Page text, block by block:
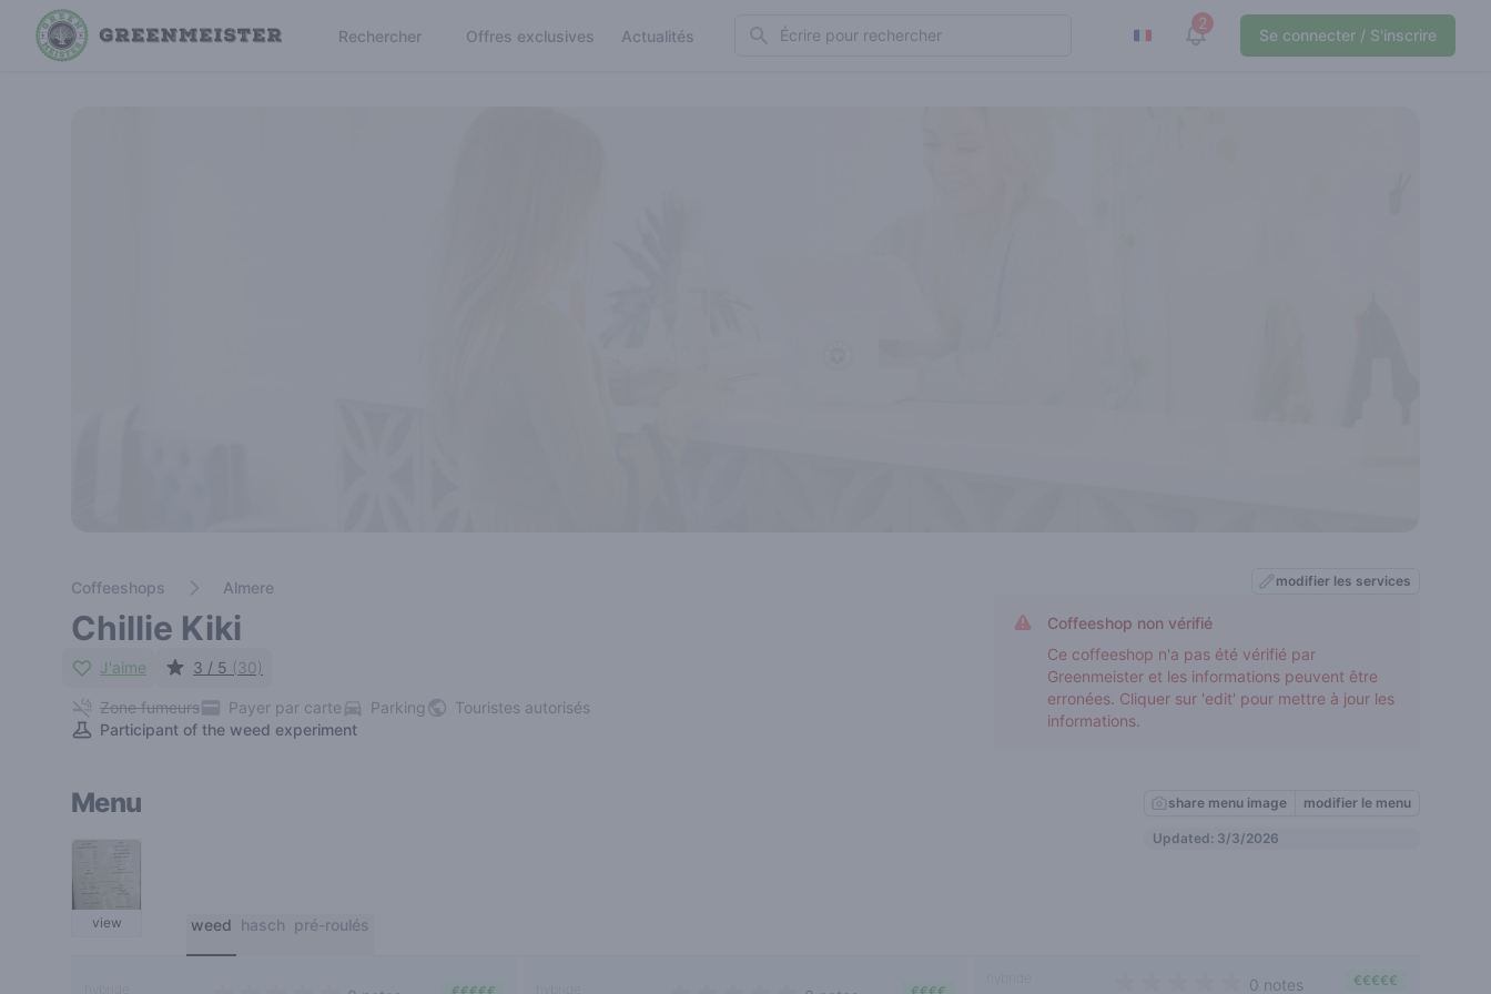
Rechercher Offres exclusives Actualités Search 2
View notifications
Se connecter / S'inscrire
Coffeeshops Almere
Chillie Kiki
J'aime 3 / 5 (30)
Zone fumeurs Payer par carte Parking
Touristes autorisés
Participant of the weed experiment
modifier les services
Coffeeshop non vérifié
Ce coffeeshop n'a pas été vérifié par
Greenmeister et les informations peuvent être
erronées. Cliquer sur 'edit' pour mettre à jour les
informations.
Menu
view weed hasch pré-roulés
share menu image modifier le menu
Updated: 3/3/2026
0 notes €€€€€